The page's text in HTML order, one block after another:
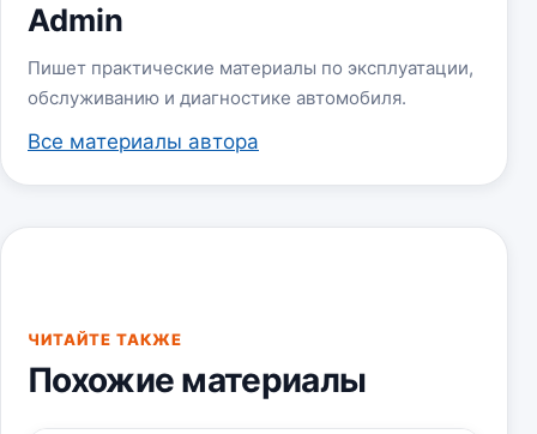
Admin
Пишет практические материалы по эксплуатации,
обслуживанию и диагностике автомобиля.
Все материалы автора
ЧИТАЙТЕ ТАКЖЕ
Похожие материалы